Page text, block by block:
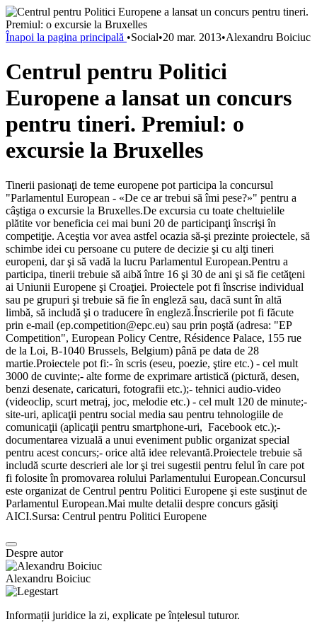
Înapoi la pagina principală •Social•20 mar. 2013•Alexandru Boiciuc
Centrul pentru Politici
Europene a lansat un concurs
pentru tineri. Premiul: o
excursie la Bruxelles
Tinerii pasionaţi de teme europene pot participa la concursul
"Parlamentul European - «De ce ar trebui să îmi pese?»" pentru a
câştiga o excursie la Bruxelles.De excursia cu toate cheltuielile
plătite vor beneficia cei mai buni 20 de participanţi înscrişi în
competiţie. Aceştia vor avea astfel ocazia să-şi prezinte proiectele, să
schimbe idei cu persoane cu putere de decizie şi cu alţi tineri
europeni, dar şi să vadă la lucru Parlamentul European.Pentru a
participa, tinerii trebuie să aibă între 16 şi 30 de ani şi să fie cetăţeni
ai Uniunii Europene şi Croaţiei. Proiectele pot fi înscrise individual
sau pe grupuri şi trebuie să fie în engleză sau, dacă sunt în altă
limbă, să includă şi o traducere în engleză.Înscrierile pot fi făcute
prin e-mail (ep.competition@epc.eu) sau prin poştă (adresa: "EP
Competition", European Policy Centre, Résidence Palace, 155 rue
de la Loi, B-1040 Brussels, Belgium) până pe data de 28
martie.Proiectele pot fi:- în scris (eseu, poezie, ştire etc.) - cel mult
3000 de cuvinte;- alte forme de exprimare artistică (pictură, desen,
benzi desenate, caricaturi, fotografii etc.);- tehnici audio-video
(videoclip, scurt metraj, joc, melodie etc.) - cel mult 120 de minute;-
site-uri, aplicaţii pentru social media sau pentru tehnologiile de
comunicaţii (aplicaţii pentru smartphone-uri, Facebook etc.);-
documentarea vizuală a unui eveniment public organizat special
pentru acest concurs;- orice altă idee relevantă.Proiectele trebuie să
includă scurte descrieri ale lor şi trei sugestii pentru felul în care pot
fi folosite în promovarea rolului Parlamentului European.Concursul
este organizat de Centrul pentru Politici Europene şi este susţinut de
Parlamentul European.Mai multe detalii despre concurs găsiţi
AICI.Sursa: Centrul pentru Politici Europene
Despre autor
Alexandru Boiciuc
Informații juridice la zi, explicate pe înțelesul tuturor.